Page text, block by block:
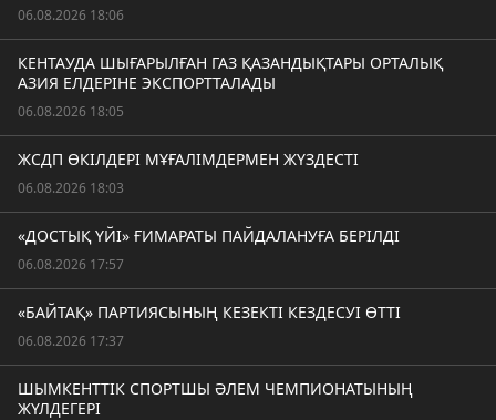
06.08.2026 18:06
КЕНТАУДА ШЫҒАРЫЛҒАН ГАЗ ҚАЗАНДЫҚТАРЫ ОРТАЛЫҚ
АЗИЯ ЕЛДЕРІНЕ ЭКСПОРТТАЛАДЫ
06.08.2026 18:05
ЖСДП ӨКІЛДЕРІ МҰҒАЛІМДЕРМЕН ЖҮЗДЕСТІ
06.08.2026 18:03
«ДОСТЫҚ ҮЙІ» ҒИМАРАТЫ ПАЙДАЛАНУҒА БЕРІЛДІ
06.08.2026 17:57
«БАЙТАҚ» ПАРТИЯСЫНЫҢ КЕЗЕКТІ КЕЗДЕСУІ ӨТТІ
06.08.2026 17:37
ШЫМКЕНТТІК СПОРТШЫ ӘЛЕМ ЧЕМПИОНАТЫНЫҢ
ЖҮЛДЕГЕРІ